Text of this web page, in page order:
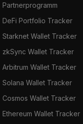
Partnerprogramm
DeFi Portfolio Tracker
Starknet Wallet Tracker
zkSync Wallet Tracker
Arbitrum Wallet Tracker
Solana Wallet Tracker
Cosmos Wallet Tracker
Ethereum Wallet Tracker